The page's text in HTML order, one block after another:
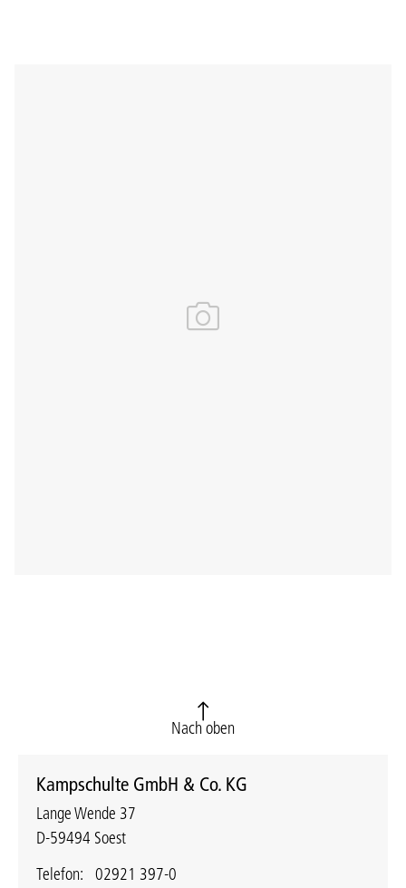
Nach oben
Kampschulte GmbH & Co. KG
Lange Wende 37
D-59494 Soest
Telefon:
02921 397-0